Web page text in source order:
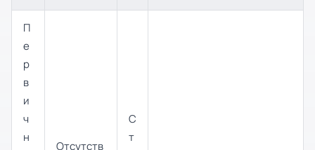
П
е
р
в
и
ч
н
Отсутств
С
т